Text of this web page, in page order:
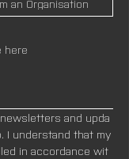
and upda
I understand that my
in accordance wit